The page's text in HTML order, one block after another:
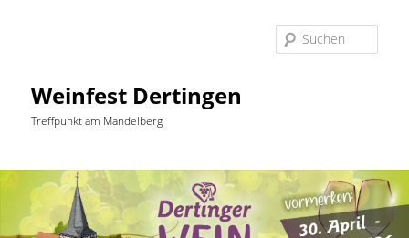
Weinfest Dertingen
Treffpunkt am Mandelberg